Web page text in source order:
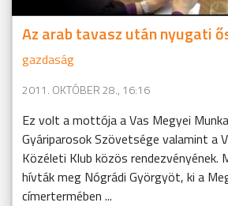
Az arab tavasz után nyugati
gazdaság
2011. OKTÓBER 28., 16:16
Ez volt a mottója a Vas Megyei
Gyáriparosok Szövetsége valamint a
Közéleti Klub közös rendezvényének.
hívták meg Nógrádi Györgyöt, ki a
címertermében ...